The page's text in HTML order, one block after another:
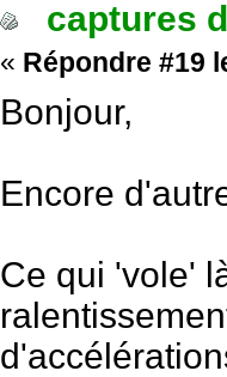
captures
« Répondre #19
Bonjour,
Encore
Ce qui 'vole'